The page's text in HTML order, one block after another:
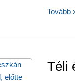
narancs
Tovább
Téli